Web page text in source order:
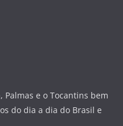
Palmas e o Tocantins bem
do dia a dia do Brasil e